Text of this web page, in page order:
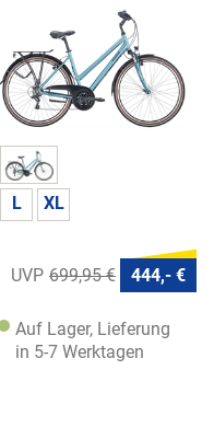
L XL
699,95 € 444,- €
Auf Lager, Lieferung
in 5-7 Werktagen